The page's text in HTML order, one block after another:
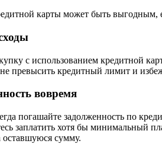
карты может быть выгодным,
с использованием кредитной
превысить кредитный лимит и
вовремя
погашайте задолженность по
заплатить хотя бы минимальный
сумму.